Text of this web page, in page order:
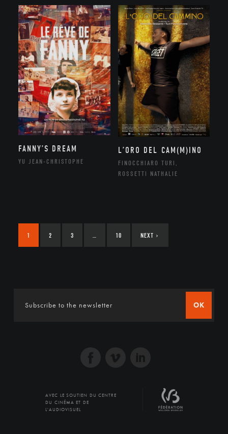
FANNY’S DREAM
YU JEAN-CHRISTOPHE
L’ORO DEL CAM(M)INO
FINOCCHIARO TURI,
ROSSETTI NATHALIE
1 2 3 10 NEXT ›
OK
AVEC LE SOUTIEN DU CENTRE
DU CINÉMA ET DE
L'AUDIOVISUEL